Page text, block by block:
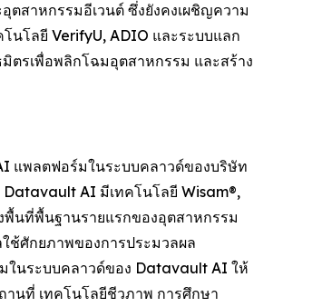
ตสาหกรรมอีเวนต์ ซึ่งยังคงเผชิญความ
นโลยี VerifyU, ADIO และระบบแลก
ตรเพื่อพลิกโฉมอุตสาหกรรม และสร้าง
แพลตฟอร์มในระบบคลาวด์ของบริษัท
AI มีเทคโนโลยี Wisam®,
นที่พื้นฐานรายแรกของอุตสาหกรรม
ช้ศักยภาพของการประมวลผล
ในระบบคลาวด์ของ Datavault AI ให้
นที่ เทคโนโลยีชีวภาพ การศึกษา